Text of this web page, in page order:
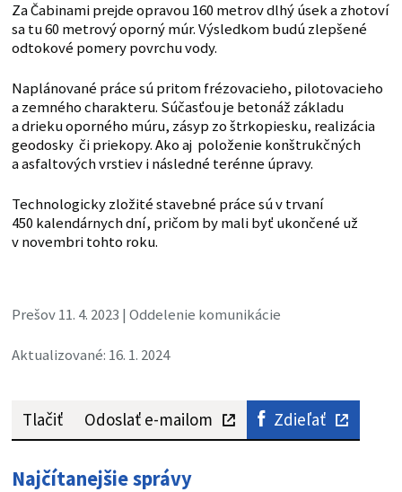
Za Čabinami prejde opravou 160 metrov dlhý úsek a zhotoví
sa tu 60 metrový oporný múr. Výsledkom budú zlepšené
odtokové pomery povrchu vody.
Naplánované práce sú pritom frézovacieho, pilotovacieho
a zemného charakteru. Súčasťou je betonáž základu
a drieku oporného múru, zásyp zo štrkopiesku, realizácia
geodosky či priekopy. Ako aj položenie konštrukčných
a asfaltových vrstiev i následné terénne úpravy.
Technologicky zložité stavebné práce sú v trvaní
450 kalendárnych dní, pričom by mali byť ukončené už
v novembri tohto roku.
Prešov 11. 4. 2023 | Oddelenie komunikácie
Aktualizované: 16. 1. 2024
Tlačiť Odoslať e-mailom Zdieľať
Najčítanejšie správy